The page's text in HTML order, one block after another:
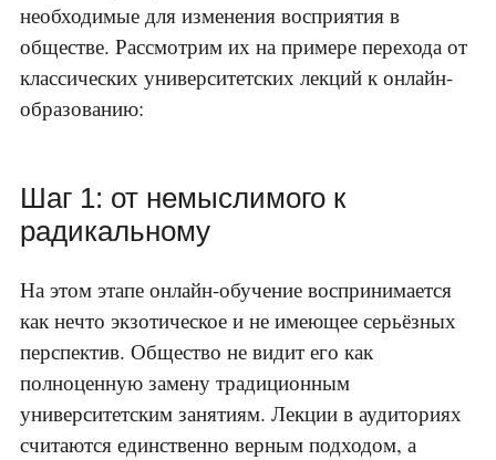
необходимые для изменения восприятия в
обществе. Рассмотрим их на примере перехода от
классических университетских лекций к онлайн-
образованию:
Шаг 1: от немыслимого к
радикальному
На этом этапе онлайн-обучение воспринимается
как нечто экзотическое и не имеющее серьёзных
перспектив. Общество не видит его как
полноценную замену традиционным
университетским занятиям. Лекции в аудиториях
считаются единственно верным подходом, а